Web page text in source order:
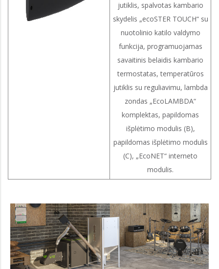
jutiklis, spalvotas kambario
skydelis „ecoSTER TOUCH“ su
nuotolinio katilo valdymo
funkcija, programuojamas
savaitinis belaidis kambario
termostatas, temperatūros
jutiklis su reguliavimu, lambda
zondas „EcoLAMBDA“
komplektas, papildomas
išplėtimo modulis (B),
papildomas išplėtimo modulis
(C), „EcoNET“ interneto
modulis.